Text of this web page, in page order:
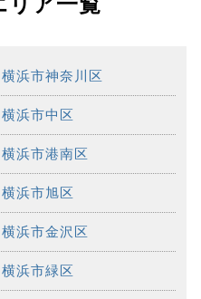
横浜市神奈川区
横浜市中区
横浜市港南区
横浜市旭区
横浜市金沢区
横浜市緑区